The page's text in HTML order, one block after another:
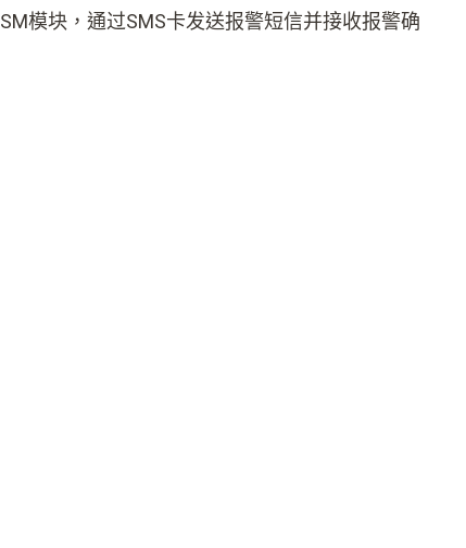
模块，通过SMS卡发送报警短信并接收报警确